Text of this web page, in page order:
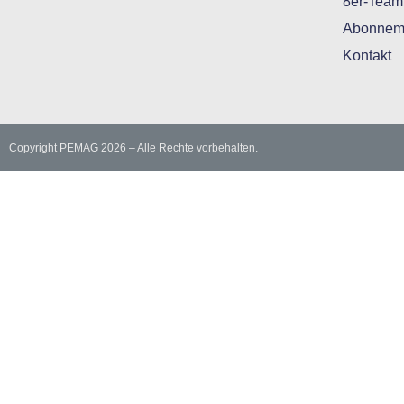
Kontakt
Copyright PEMAG 2026 – Alle Rechte vorbehalten.